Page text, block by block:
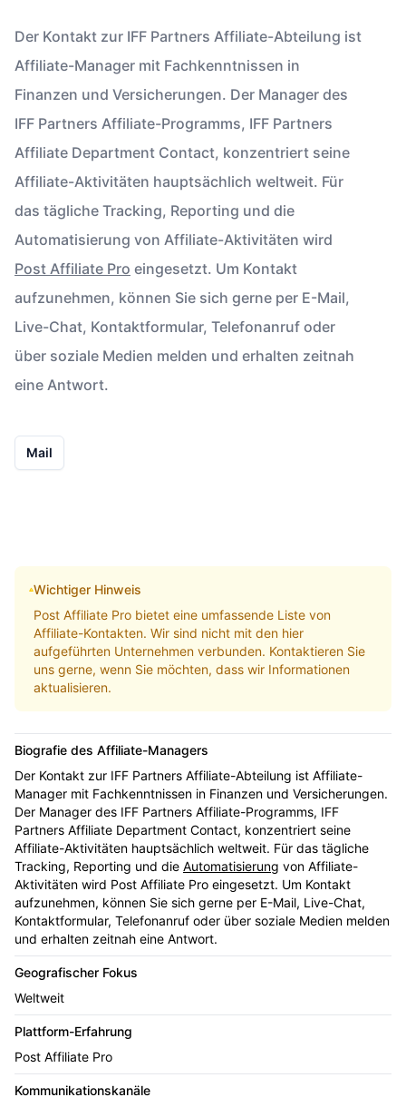
Der Kontakt zur IFF Partners Affiliate-Abteilung ist
Affiliate-Manager mit Fachkenntnissen in
Finanzen und Versicherungen. Der Manager des
IFF Partners Affiliate-Programms, IFF Partners
Affiliate Department Contact, konzentriert seine
Affiliate-Aktivitäten hauptsächlich weltweit. Für
das tägliche Tracking, Reporting und die
Automatisierung von Affiliate-Aktivitäten wird
Post Affiliate Pro eingesetzt. Um Kontakt
aufzunehmen, können Sie sich gerne per E-Mail,
Live-Chat, Kontaktformular, Telefonanruf oder
über soziale Medien melden und erhalten zeitnah
eine Antwort.
Mail
Wichtiger Hinweis
Post Affiliate Pro bietet eine umfassende Liste von
Affiliate-Kontakten. Wir sind nicht mit den hier
aufgeführten Unternehmen verbunden. Kontaktieren Sie
uns gerne, wenn Sie möchten, dass wir Informationen
aktualisieren.
Biografie des Affiliate-Managers
Der Kontakt zur IFF Partners Affiliate-Abteilung ist Affiliate-
Manager mit Fachkenntnissen in Finanzen und Versicherungen.
Der Manager des IFF Partners Affiliate-Programms, IFF
Partners Affiliate Department Contact, konzentriert seine
Affiliate-Aktivitäten hauptsächlich weltweit. Für das tägliche
Tracking, Reporting und die Automatisierung von Affiliate-
Aktivitäten wird Post Affiliate Pro eingesetzt. Um Kontakt
aufzunehmen, können Sie sich gerne per E-Mail, Live-Chat,
Kontaktformular, Telefonanruf oder über soziale Medien melden
und erhalten zeitnah eine Antwort.
Geografischer Fokus
Weltweit
Plattform-Erfahrung
Post Affiliate Pro
Kommunikationskanäle